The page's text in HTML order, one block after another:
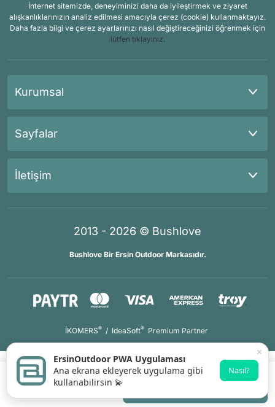
İnternet sitemizde, deneyiminizi daha da iyileştirmek ve ziyaret
alışkanlıklarınızın analiz edilmesi amacıyla çerez (cookie) kullanmaktayız.
Daha fazla bilgi ve çerez ayarlarınızı nasıl değiştireceğinizi öğrenmek için
lütfen tıklayınız.
Kurumsal
Sayfalar
İletişim
2013 - 2026 © Bushlove
Bushlove Bir Ersin Outdoor Markasıdır.
İKOMERS® / IdeaSoft® Premium Partner
×
ErsinOutdoor PWA Uygulaması
Ana ekrana ekleyerek uygulama gibi
kullanabilirsin 💫
Nasıl?